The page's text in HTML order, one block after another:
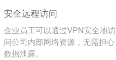
安全远程访问
企业员工可以通过VPN安全地访
问公司内部网络资源，无需担心
数据泄露。